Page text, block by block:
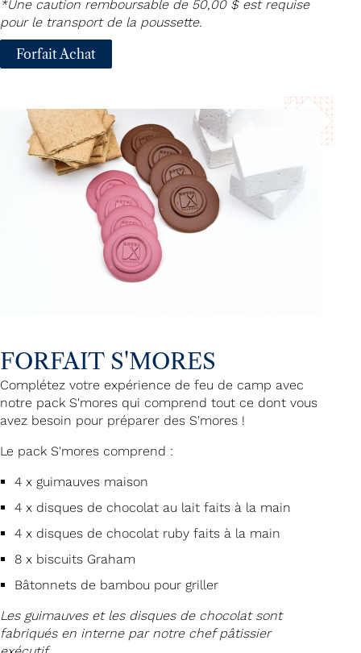
*Une caution remboursable de 50,00 $ est requise
pour le transport de la poussette.
Forfait Achat
FORFAIT S'MORES
Complétez votre expérience de feu de camp avec
notre pack S'mores qui comprend tout ce dont vous
avez besoin pour préparer des S'mores !
Le pack S'mores comprend :
4 x guimauves maison
4 x disques de chocolat au lait faits à la main
4 x disques de chocolat ruby faits à la main
8 x biscuits Graham
Bâtonnets de bambou pour griller
Les guimauves et les disques de chocolat sont
fabriqués en interne par notre chef pâtissier